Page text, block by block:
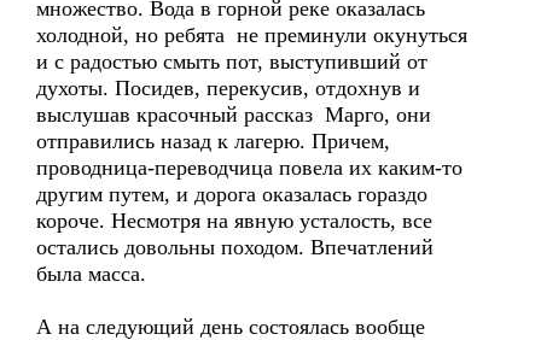
множество. Вода в горной реке оказалась
холодной, но ребята не преминули окунуться
и с радостью смыть пот, выступивший от
духоты. Посидев, перекусив, отдохнув и
выслушав красочный рассказ Марго, они
отправились назад к лагерю. Причем,
проводница-переводчица повела их каким-то
другим путем, и дорога оказалась гораздо
короче. Несмотря на явную усталость, все
остались довольны походом. Впечатлений
была масса.
А на следующий день состоялась вообще